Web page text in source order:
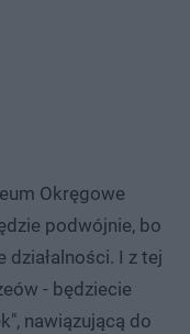
Okręgowe
podwójnie, bo
I z tej
- będziecie
nawiązującą do